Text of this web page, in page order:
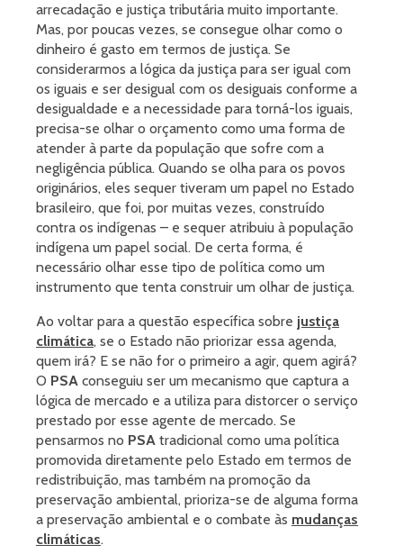
arrecadação e justiça tributária muito importante.
Mas, por poucas vezes, se consegue olhar como o
dinheiro é gasto em termos de justiça. Se
considerarmos a lógica da justiça para ser igual com
os iguais e ser desigual com os desiguais conforme a
desigualdade e a necessidade para torná-los iguais,
precisa-se olhar o orçamento como uma forma de
atender à parte da população que sofre com a
negligência pública. Quando se olha para os povos
originários, eles sequer tiveram um papel no Estado
brasileiro, que foi, por muitas vezes, construído
contra os indígenas – e sequer atribuiu à população
indígena um papel social. De certa forma, é
necessário olhar esse tipo de política como um
instrumento que tenta construir um olhar de justiça.
Ao voltar para a questão específica sobre justiça
climática, se o Estado não priorizar essa agenda,
quem irá? E se não for o primeiro a agir, quem agirá?
O PSA conseguiu ser um mecanismo que captura a
lógica de mercado e a utiliza para distorcer o serviço
prestado por esse agente de mercado. Se
pensarmos no PSA tradicional como uma política
promovida diretamente pelo Estado em termos de
redistribuição, mas também na promoção da
preservação ambiental, prioriza-se de alguma forma
a preservação ambiental e o combate às mudanças
climáticas.